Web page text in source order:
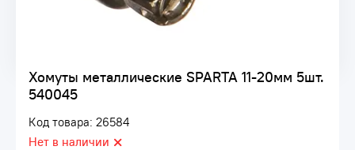
Хомуты металлические SPARTA 11-20мм 5шт.
540045
Код товара: 26584
Нет в наличии